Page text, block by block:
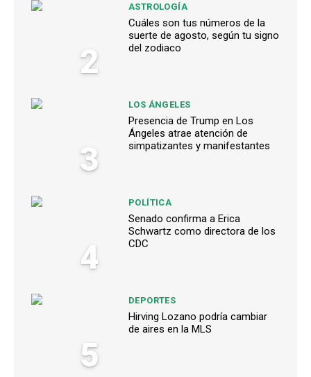
2
ASTROLOGÍA
Cuáles son tus números de la
suerte de agosto, según tu signo
del zodiaco
3
LOS ÁNGELES
Presencia de Trump en Los
Ángeles atrae atención de
simpatizantes y manifestantes
4
POLÍTICA
Senado confirma a Erica
Schwartz como directora de los
CDC
5
DEPORTES
Hirving Lozano podría cambiar
de aires en la MLS